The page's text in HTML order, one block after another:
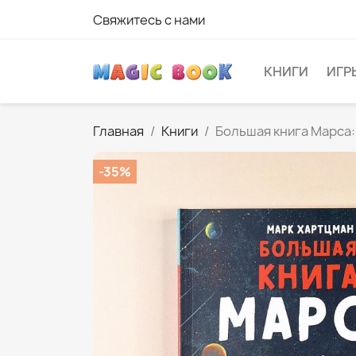
Свяжитесь с нами
КНИГИ
Главная Книги Большая книга
-35%